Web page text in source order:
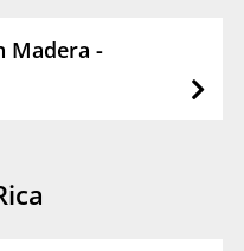
Madera -